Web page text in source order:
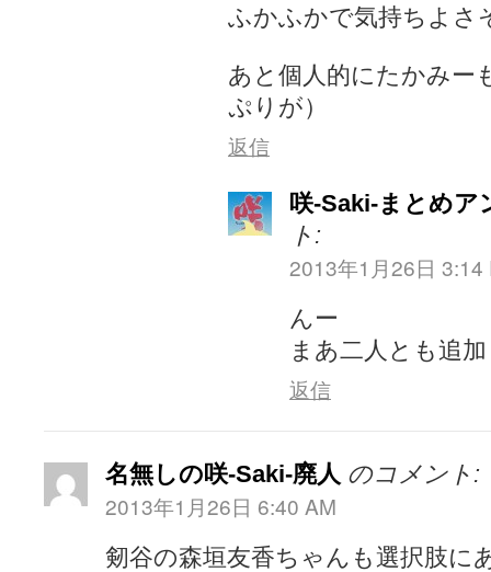
ふかふかで気持ちよさ
あと個人的にたかみー
ぷりが）
返信
咲-Saki-まとめア
ト:
2013年1月26日 3:14
んー
まあ二人とも追
返信
名無しの咲-Saki-廃人 のコメント:
2013年1月26日 6:40 AM
剱谷の森垣友香ちゃんも選択肢に